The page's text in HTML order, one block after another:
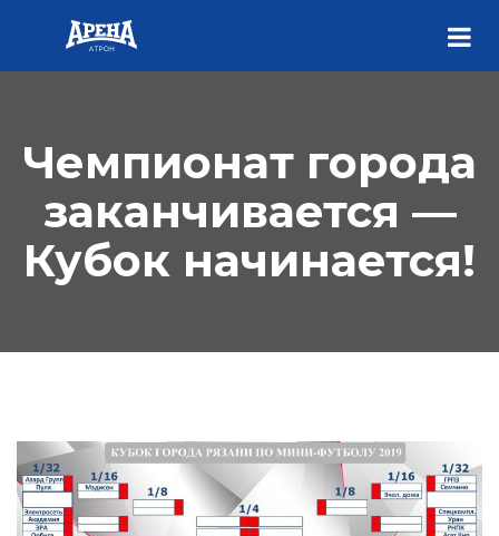
Чемпионат города
заканчивается —
Кубок начинается!